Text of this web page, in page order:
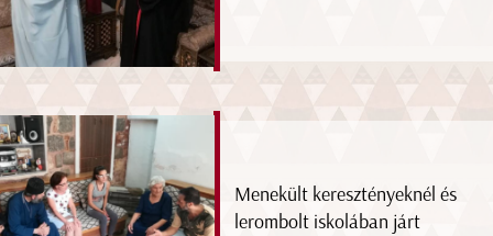
Menekült keresztényeknél és
lerombolt iskolában járt